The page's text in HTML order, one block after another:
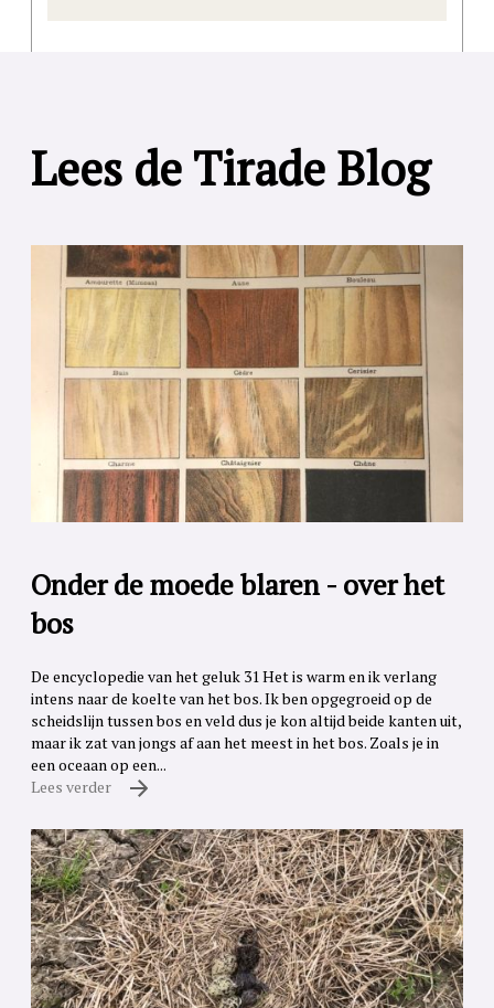
Lees de Tirade Blog
Onder de moede blaren - over het
bos
De encyclopedie van het geluk 31 Het is warm en ik verlang
intens naar de koelte van het bos. Ik ben opgegroeid op de
scheidslijn tussen bos en veld dus je kon altijd beide kanten uit,
maar ik zat van jongs af aan het meest in het bos. Zoals je in
een oceaan op een...
Lees verder